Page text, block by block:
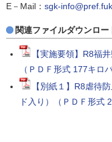
E－Mail： sgk-
関連ファイルダウンロー
【実施要領】R8福
（ＰＤＦ形式 177キロ
【別紙１】R8虐待
ド入り）（ＰＤＦ形式